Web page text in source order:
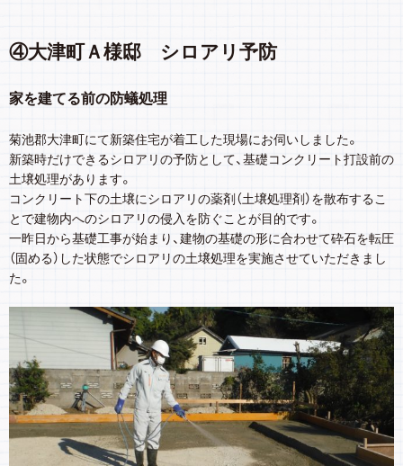
④大津町Ａ様邸 シロアリ予防
家を建てる前の防蟻処理
菊池郡大津町にて新築住宅が着工した現場にお伺いしました。
新築時だけできるシロアリの予防として、基礎コンクリート打設前の
土壌処理があります。
コンクリート下の土壌にシロアリの薬剤（土壌処理剤）を散布するこ
とで建物内へのシロアリの侵入を防ぐことが目的です。
一昨日から基礎工事が始まり、建物の基礎の形に合わせて砕石を転圧
（固める）した状態でシロアリの土壌処理を実施させていただきまし
た。